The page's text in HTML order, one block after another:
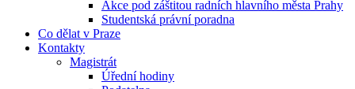
Akce pod záštitou radních hlavního města Prahy
Studentská právní poradna
Co dělat v Praze
Kontakty
Magistrát
Úřední hodiny